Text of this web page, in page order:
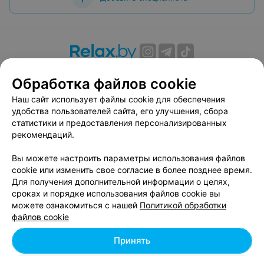
Вакансии
Публичный договор
Способы оплаты
Публичный договор по использованию сервиса
«Афиша»
Пользовательское соглашение
Связаться по вопросам сотрудничества
Написать руководителю relax.by
Персональные настройки cookie
Обработка персональных данных
Обработка файлов cookie
Наш сайт использует файлы cookie для обеспечения
удобства пользователей сайта, его улучшения, сбора
статистики и предоставления персонализированных
рекомендаций.
Вы можете настроить параметры использования файлов
cookie или изменить свое согласие в более позднее время.
Для получения дополнительной информации о целях,
сроках и порядке использования файлов cookie вы
можете ознакомиться с нашей Политикой обработки
файлов cookie
Принять